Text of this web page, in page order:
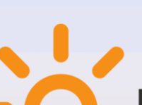
Sala Stampa
Eventi Press tour